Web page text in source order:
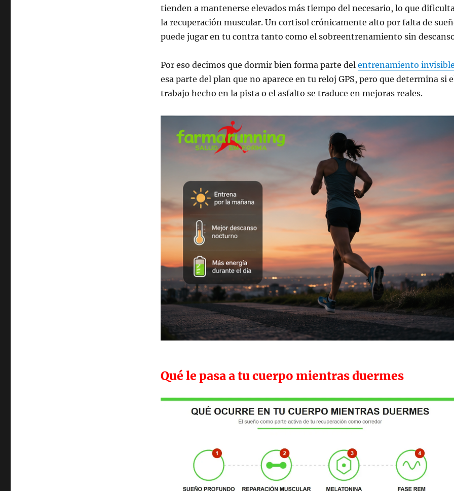
tienden a mantenerse elevados más tiempo del necesario, lo que dificulta
la recuperación muscular. Un cortisol crónicamente alto por falta de
puede jugar en tu contra tanto como el sobreentrenamiento sin
Por eso decimos que dormir bien forma parte del entrenamiento invisible
esa parte del plan que no aparece en tu reloj GPS, pero que determina si
trabajo hecho en la pista o el asfalto se traduce en mejoras reales.
Qué le pasa a tu cuerpo mientras duermes